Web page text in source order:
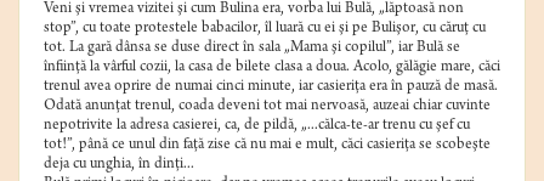
Veni şi vremea vizitei şi cum Bulina era, vorba lui Bulă, „lăptoasă non
stop”, cu toate protestele babacilor, îl luară cu ei şi pe Bulişor, cu căruţ cu
tot. La gară dânsa se duse direct în sala „Mama şi copilul”, iar Bulă se
înfiinţă la vârful cozii, la casa de bilete clasa a doua. Acolo, gălăgie mare, căci
trenul avea oprire de numai cinci minute, iar casieriţa era în pauză de masă.
Odată anunţat trenul, coada deveni tot mai nervoasă, auzeai chiar cuvinte
nepotrivite la adresa casierei, ca, de pildă, „...călca-te-ar trenu cu şef cu
tot!”, până ce unul din faţă zise că nu mai e mult, căci casieriţa se scobeşte
deja cu unghia, în dinţi...